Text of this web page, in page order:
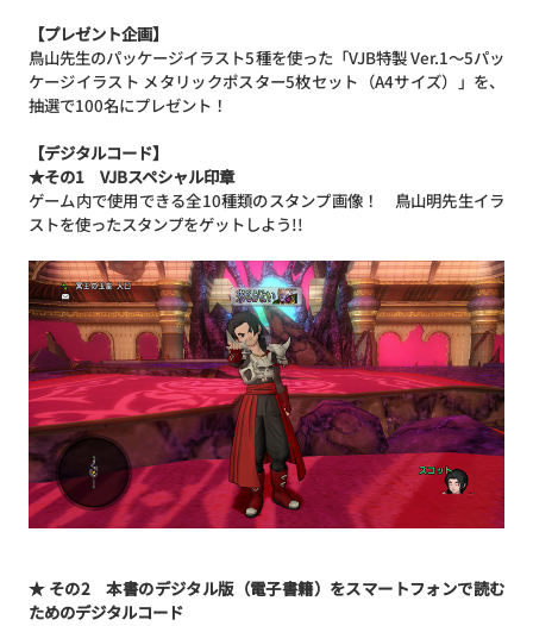
【プレゼント企画】
鳥山先生のパッケージイラスト5種を使った「VJB特製 Ver.1～5パッ
ケージイラスト メタリックポスター5枚セット（A4サイズ）」を、
抽選で100名にプレゼント！
【デジタルコード】
★その1 VJBスペシャル印章
ゲーム内で使用できる全10種類のスタンプ画像！ 鳥山明先生イラ
ストを使ったスタンプをゲットしよう!!
★ その2 本書のデジタル版（電子書籍）をスマートフォンで読む
ためのデジタルコード